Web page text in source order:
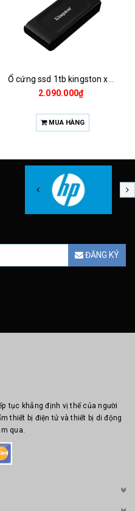
Ổ cứng ssd 1tb kingston xs1000 (bảo hành 3 năm)
ĐĂNG KÝ
tục khẳng định vị thế của người
thiết bị điện tử và thiết bị di động
qua.